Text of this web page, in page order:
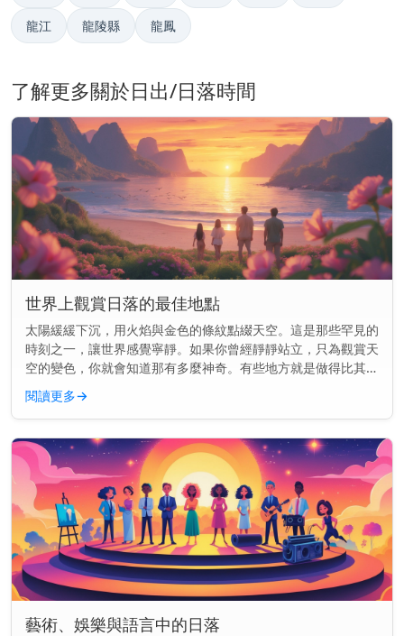
龍江 龍陵縣 龍鳳
了解更多關於日出/日落時間
世界上觀賞日落的最佳地點
太陽緩緩下沉，用火焰與金色的條紋點綴天空。這是那些罕見的
時刻之一，讓世界感覺寧靜。如果你曾經靜靜站立，只為觀賞天
空的變色，你就會知道那有多麼神奇。有些地方就是做得比其他
地方更好。這裡的景色就像是為你而畫的一樣。 快速見解： 前
往聖托里尼、大...
閱讀更多→
藝術、娛樂與語言中的日落